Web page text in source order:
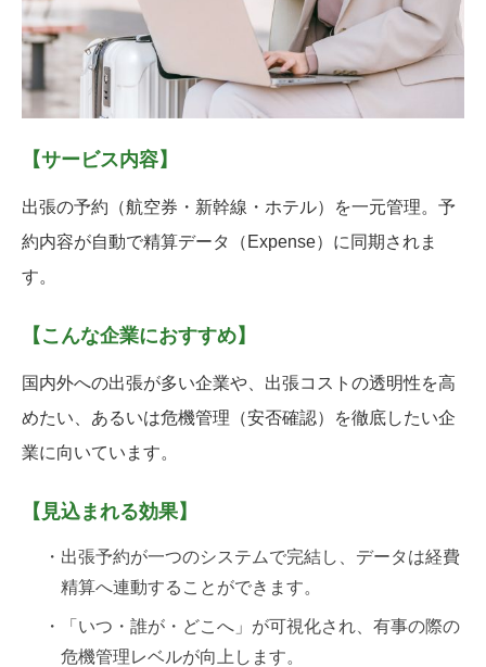
【サービス内容】
出張の予約（航空券・新幹線・ホテル）を一元管理。予
約内容が自動で精算データ（Expense）に同期されま
す。
【こんな企業におすすめ】
国内外への出張が多い企業や、出張コストの透明性を高
めたい、あるいは危機管理（安否確認）を徹底したい企
業に向いています。
【見込まれる効果】
・出張予約が一つのシステムで完結し、データは経費
精算へ連動することができます。
・「いつ・誰が・どこへ」が可視化され、有事の際の
危機管理レベルが向上します。